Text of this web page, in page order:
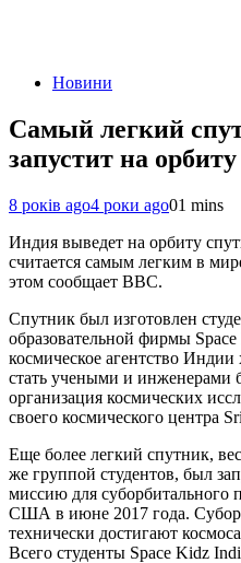
Новини
Самый легкий
запустит на
8 років ago4 роки ago01 mins
Индия выведет на орбиту
считается самым легким в
этом сообщает ВВС.
Спутник был изготовлен
образовательной фирмы
космическое агентство
стать учеными и инженерами
организация космических
своего космического центра
Еще более легкий спутник,
же группой студентов, был
миссию для суборбитального
США в июне 2017 года.
технически достигают
Всего студенты Space Kidz